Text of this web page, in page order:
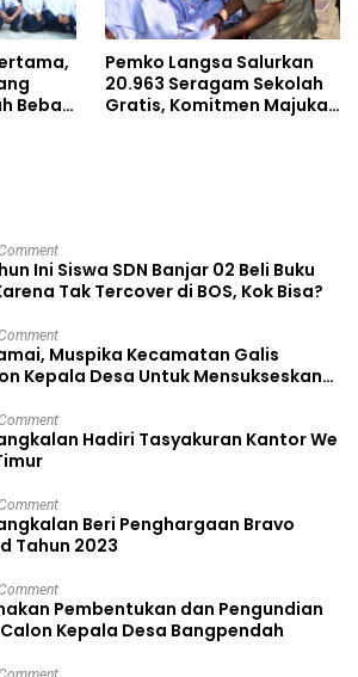
Bebas
Pemko Langsa Salurkan
20.963 Seragam Sekolah
Gratis, Komitmen Majukan
Ini Siswa SDN Banjar 02 Beli Buku
Tak Tercover di BOS, Kok Bisa?
Muspika Kecamatan Galis
Kepala Desa Untuk Mensukseskan
Hadiri Tasyakuran Kantor We
Beri Penghargaan Bravo
Tahun 2023
Pembentukan dan Pengundian
Kepala Desa Bangpendah